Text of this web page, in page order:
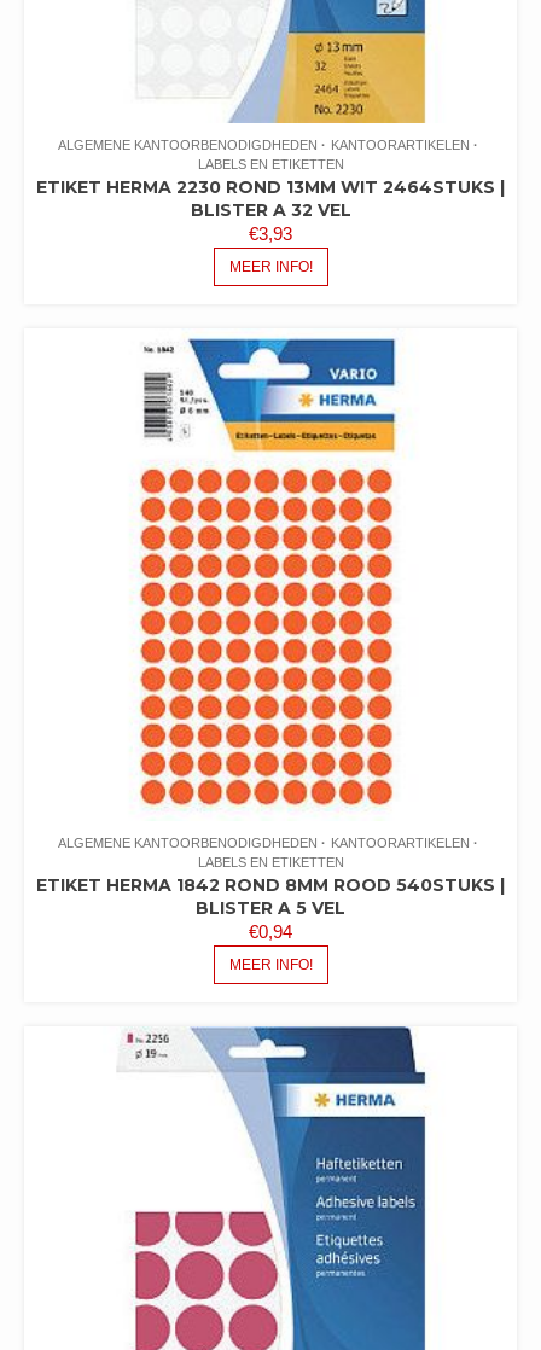
ALGEMENE KANTOORBENODIGDHEDEN
KANTOORARTIKELEN
LABELS EN ETIKETTEN
ETIKET HERMA 2230 ROND 13MM WIT 2464STUKS |
BLISTER A 32 VEL
€3,93
MEER INFO!
ALGEMENE KANTOORBENODIGDHEDEN
KANTOORARTIKELEN
LABELS EN ETIKETTEN
ETIKET HERMA 1842 ROND 8MM ROOD 540STUKS |
BLISTER A 5 VEL
€0,94
MEER INFO!